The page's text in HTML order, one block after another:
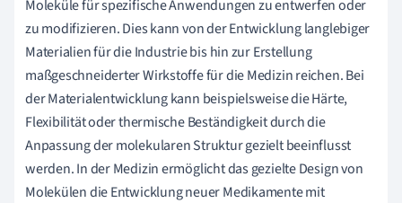
Moleküle für spezifische Anwendungen zu entwerfen oder
zu modifizieren. Dies kann von der Entwicklung langlebiger
Materialien für die Industrie bis hin zur Erstellung
maßgeschneiderter Wirkstoffe für die Medizin reichen. Bei
der Materialentwicklung kann beispielsweise die Härte,
Flexibilität oder thermische Beständigkeit durch die
Anpassung der molekularen Struktur gezielt beeinflusst
werden. In der Medizin ermöglicht das gezielte Design von
Molekülen die Entwicklung neuer Medikamente mit